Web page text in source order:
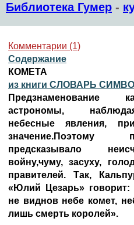
Библиотека Гумер -
Комментарии (1)
Содержание
КОМЕТА
из книги СЛОВАРЬ
Предзнаменование
астрономы,
небесные явления,
значение.Поэтому
предсказывало
войну,чуму, засуху,
правителей. Так,
«Юлий Цезарь»
не виднов небе комет,
лишь смерть королей».